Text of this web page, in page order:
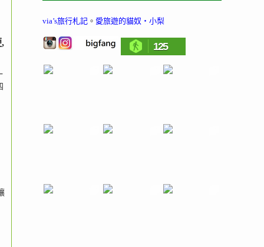
via’s旅行札記 。 愛旅遊的貓奴‧小梨
125